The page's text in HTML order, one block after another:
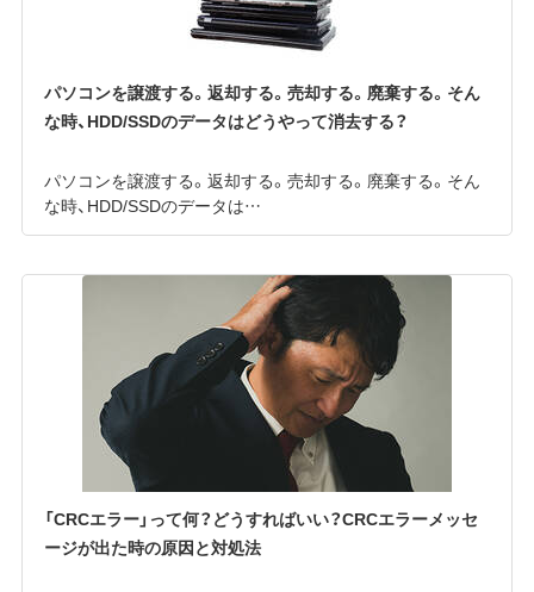
パソコンを譲渡する。返却する。売却する。廃棄する。そん
な時、HDD/SSDのデータはどうやって消去する？
パソコンを譲渡する。返却する。売却する。廃棄する。そん
な時、HDD/SSDのデータは…
「CRCエラー」って何？どうすればいい？CRCエラーメッセ
ージが出た時の原因と対処法